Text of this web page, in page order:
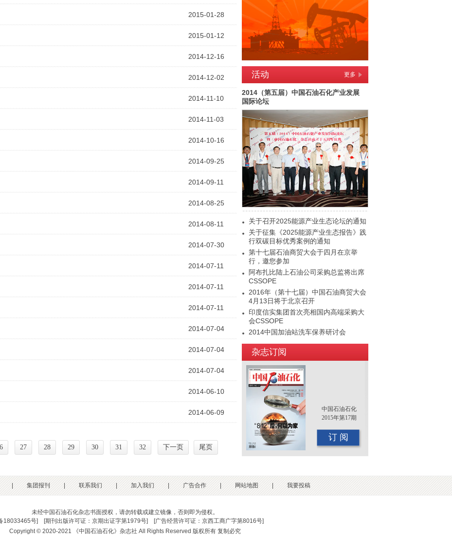
2015-01-28
2015-01-12
2014-12-16
2014-12-02
2014-11-10
2014-11-03
2014-10-16
2014-09-25
2014-09-11
2014-08-25
2014-08-11
2014-07-30
2014-07-11
2014-07-11
2014-07-11
2014-07-04
2014-07-04
2014-07-04
2014-06-10
2014-06-09
27 28 29 30 31 32 下一页 尾页
活动 更多
2014（第五届）中国石油石化产业发展
国际论坛
关于召开2025能源产业生态论坛的通知
关于征集《2025能源产业生态报告》践
行双碳目标优秀案例的通知
第十七届石油商贸大会于四月在京举
行，邀您参加
阿布扎比陆上石油公司采购总监将出席
CSSOPE
2016年（第十七届）中国石油商贸大会
4月13日将于北京召开
印度信实集团首次亮相国内高端采购大
会CSSOPE
2014中国加油站洗车保养研讨会
2015年（第十二届）中国国际油品行业
年终大会即将召开
杂志订阅
中国石油石化
2015年第17期
订 阅
集团报刊 联系我们 加入我们 广告合作 网站地图 我要投稿
未经中国石油石化杂志书面授权，请勿转载或建立镜像，否则即为侵权。
18033465号] [期刊出版许可证：京期出证字第1979号] [广告经营许可证：京西工商广字第8016号]
Copyright © 2020-2021 《中国石油石化》杂志社 All Rights Reserved 版权所有 复制必究